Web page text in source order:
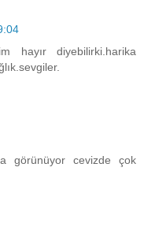
hayır diyebilirki.harika
görünüyor cevizde çok